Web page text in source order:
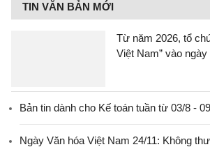
TIN VĂN BẢN MỚI
Từ năm 2026, tổ
Việt Nam” vào
Bản tin dành cho Kế toán tuần từ 03/8 -
Ngày Văn hóa Việt Nam 24/11: Không